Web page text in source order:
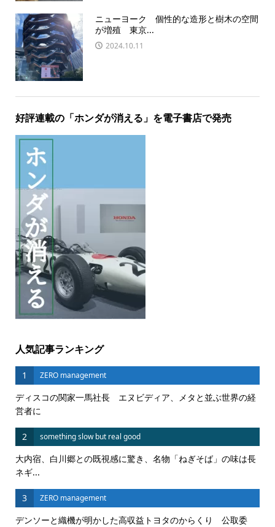
ニューヨーク 個性的な造形と樹木の空間
が増殖 東京...
2024.10.11
好評連載の「ホンダが消える」を電子書店で発売
人気記事ランキング
1 ZERO management
ディスコの関家一馬社長 エヌビディア、メタと並ぶ世界の経
営者に
2 something slow but real good
大内宿、白川郷との既視感に驚き、名物「ねぎそば」の味は長
ネギ...
3 ZERO management
デンソーと織機が明かした高収益トヨタのからくり 公取委